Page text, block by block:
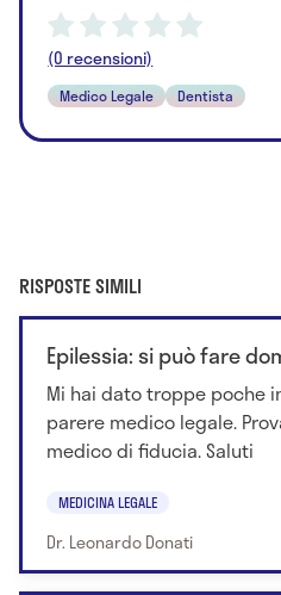
(0 recensioni)
Medico Legale Dentista
RISPOSTE SIMILI
Epilessia: si può fare
Mi hai dato troppe poche
parere medico legale.
medico di fiducia. Saluti
MEDICINA LEGALE
Dr. Leonardo Donati